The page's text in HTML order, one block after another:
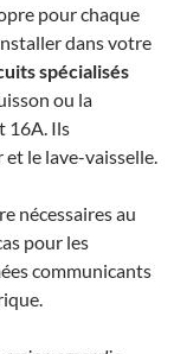
pour chaque
dans votre
spécialisés
ou la
16A. Ils
le lave-vaisselle.
nécessaires au
pour les
communicants